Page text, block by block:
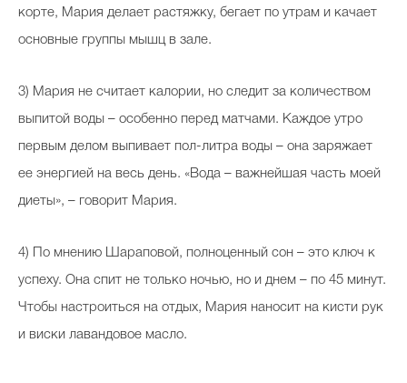
корте, Мария делает растяжку, бегает по утрам и качает
основные группы мышц в зале.
3) Мария не считает калории, но следит за количеством
выпитой воды – особенно перед матчами. Каждое утро
первым делом выпивает пол-литра воды – она заряжает
ее энергией на весь день. «Вода – важнейшая часть моей
диеты», – говорит Мария.
4) По мнению Шараповой, полноценный сон – это ключ к
успеху. Она спит не только ночью, но и днем – по 45 минут.
Чтобы настроиться на отдых, Мария наносит на кисти рук
и виски лавандовое масло.